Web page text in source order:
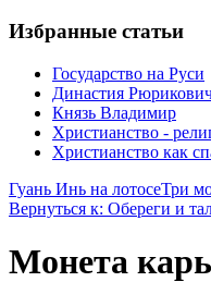
Избранные статьи
Государство на Руси
Династия
Князь Владимир
Христианство -
Христианство как
Гуань Инь на лотосеТри
Вернуться к: Обереги и
Монета